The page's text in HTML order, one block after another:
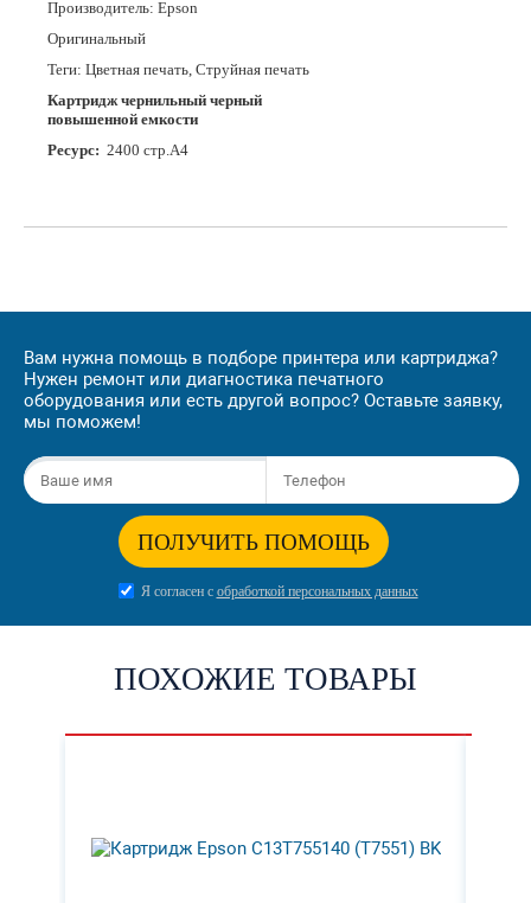
Производитель: Epson
Оригинальный
Теги: Цветная печать, Струйная печать
Картридж чернильный черный
повышенной емкости
Ресурс: 2400 стр.А4
Вам нужна помощь в подборе принтера или картриджа?
Нужен ремонт или диагностика печатного
оборудования или есть другой вопрос? Оставьте заявку,
мы поможем!
ПОЛУЧИТЬ ПОМОЩЬ
Я согласен с обработкой персональных данных
ПОХОЖИЕ ТОВАРЫ